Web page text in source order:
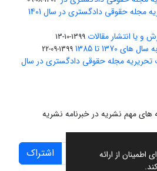
از ارائه
مجله حقوقی دادگستری در سال 1401
و یا انتشار مقالات 1399-10-13
1370 تا 1385 1399-09-22
تحریریه مجله حقوقی دادگستری در سال
های مهم نشریه در خبرنامه نشریه
اشتراک